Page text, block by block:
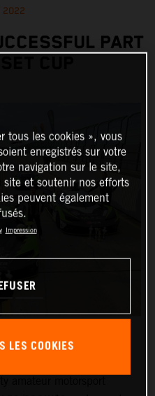
2022
PART
tous les cookies », vous
enregistrés sur votre
navigation sur le site,
et soutenir nos efforts
peuvent également
Impression
LES COOKIES